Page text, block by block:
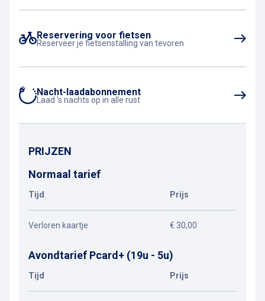
Reservering voor fietsen
Reserveer je fietsenstalling van tevoren
Nacht-laadabonnement
Laad 's nachts op in alle rust
PRIJZEN
Normaal tarief
Tijd Prijs
Verloren kaartje € 30,00
Avondtarief Pcard+ (19u - 5u)
Tijd Prijs